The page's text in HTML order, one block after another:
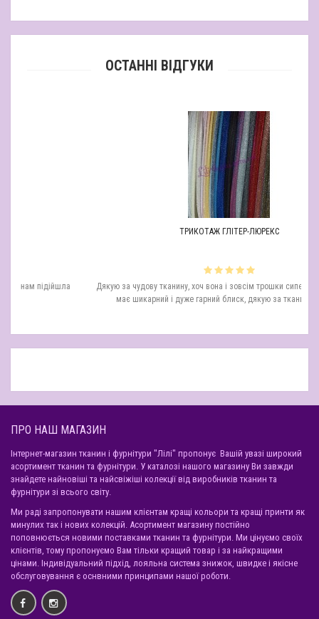
ОСТАННІ ВІДГУКИ
ТРИКОТАЖ ГЛІТЕР-ЛЮРЕКС
Дякую за чудову тканину, хоч вона і зовсім трошки сипеться, але вигляд
має шикарний і дуже гарний блиск, дякую за тканину глітер!..
ПРО НАШ МАГАЗИН
Інтернет-магазин тканин і фурнітури "Лілі" пропонує Вашій увазі широкий
асортимент тканин та фурнітури. У каталозі нашого магазину Ви завжди
знайдете найновіші та найсвіжіші колекції від виробників тканин та
фурнітури зі всього світу.
Ми раді запропонувати нашим клієнтам кращі кольори та кращі принти як
минулих так і нових колекцій. Асортимент магазину постійно
поповнюється новими поставками тканин та фурнітури. Ми цінуємо своїх
клієнтів, тому пропонуємо Вам тільки кращий товар і за найкращими
цінами. Індивідуальний підхід, лояльна система знижок, швидке і якісне
обслуговування є оснвними принципами нашої роботи.